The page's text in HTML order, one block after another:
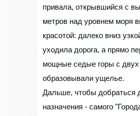
привала, открывшийся с
метров над уровнем моря
красотой: далеко вниз
уходила дорога, а прямо
мощные седые горы с двух
образовывали ущелье.
Дальше, чтобы добраться
назначения - самого